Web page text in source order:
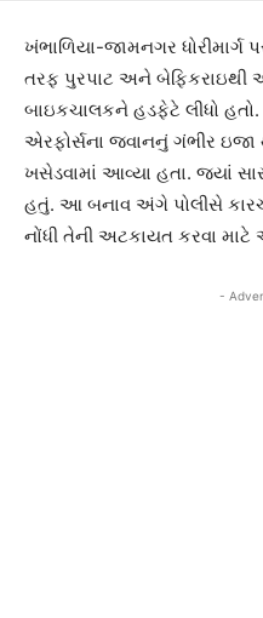
ખંભાળિયા-જામનગર
તરફ પુરપાટ અને બેફિકરાઇથી
બાઇકચાલકને હડફેટે લીધો
એરફોર્સના જવાનનું ગંભીર ઇજા
ખસેડવામાં આવ્યા હતા. જ્યાં
હતું. આ બનાવ અંગે પોલીસે
નોંધી તેની અટકાયત કરવા માટે
-